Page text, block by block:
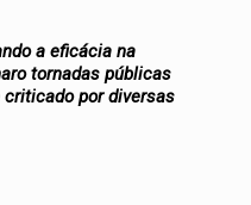
a eficácia na
tornadas públicas
criticado por diversas